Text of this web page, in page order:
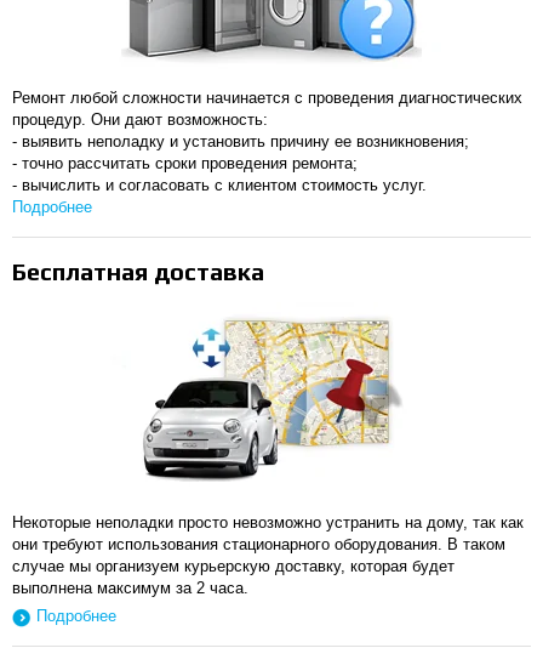
Ремонт любой сложности начинается с проведения диагностических
процедур. Они дают возможность:
- выявить неполадку и установить причину ее возникновения;
- точно рассчитать сроки проведения ремонта;
- вычислить и согласовать с клиентом стоимость услуг.
Подробнее
Бесплатная доставка
Некоторые неполадки просто невозможно устранить на дому, так как
они требуют использования стационарного оборудования. В таком
случае мы организуем курьерскую доставку, которая будет
выполнена максимум за 2 часа.
Подробнее